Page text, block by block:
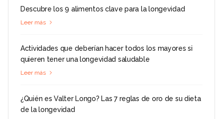
Descubre los 9 alimentos clave para la longevidad
Leer más
Actividades que deberían hacer todos los mayores si
quieren tener una longevidad saludable
Leer más
¿Quién es Valter Longo? Las 7 reglas de oro de su dieta
de la longevidad